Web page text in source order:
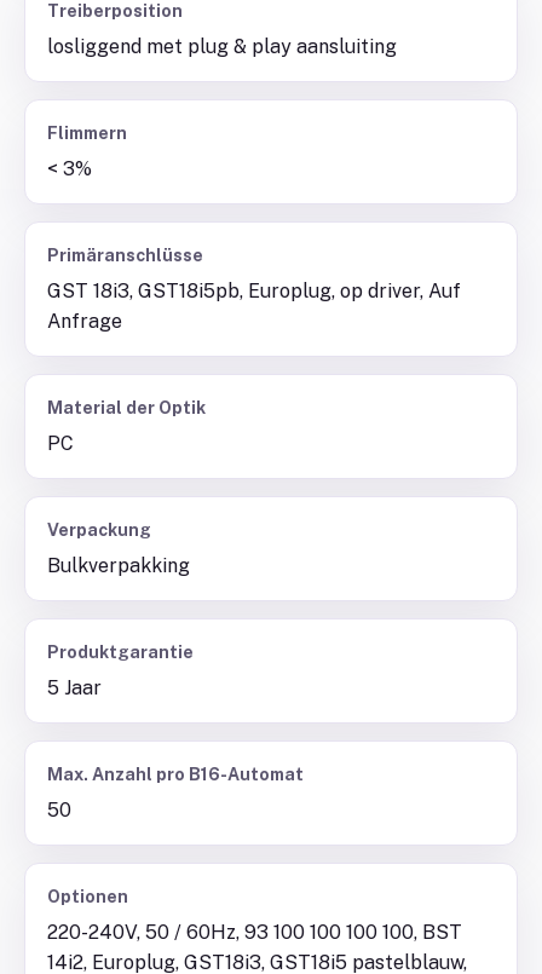
Treiberposition
losliggend met plug & play aansluiting
Flimmern
< 3%
Primäranschlüsse
GST 18i3, GST18i5pb, Europlug, op driver, Auf
Anfrage
Material der Optik
PC
Verpackung
Bulkverpakking
Produktgarantie
5 Jaar
Max. Anzahl pro B16-Automat
50
Optionen
220-240V, 50 / 60Hz, 93 100 100 100 100, BST
14i2, Europlug, GST18i3, GST18i5 pastelblauw,